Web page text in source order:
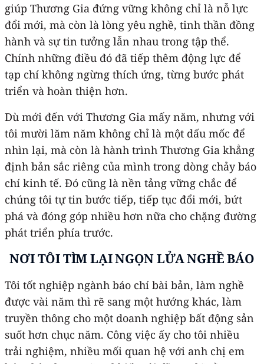
giúp Thương Gia đứng vững không chỉ là nỗ lực
đổi mới, mà còn là lòng yêu nghề, tinh thần đồng
hành và sự tin tưởng lẫn nhau trong tập thể.
Chính những điều đó đã tiếp thêm động lực để
tạp chí không ngừng thích ứng, từng bước phát
triển và hoàn thiện hơn.
Dù mới đến với Thương Gia mấy năm, nhưng với
tôi mười lăm năm không chỉ là một dấu mốc để
nhìn lại, mà còn là hành trình Thương Gia khẳng
định bản sắc riêng của mình trong dòng chảy báo
chí kinh tế. Đó cũng là nền tảng vững chắc để
chúng tôi tự tin bước tiếp, tiếp tục đổi mới, bứt
phá và đóng góp nhiều hơn nữa cho chặng đường
phát triển phía trước.
NƠI TÔI TÌM LẠI NGỌN LỬA NGHỀ BÁO
Tôi tốt nghiệp ngành báo chí bài bản, làm nghề
được vài năm thì rẽ sang một hướng khác, làm
truyền thông cho một doanh nghiệp bất động sản
suốt hơn chục năm. Công việc ấy cho tôi nhiều
trải nghiệm, nhiều mối quan hệ với anh chị em